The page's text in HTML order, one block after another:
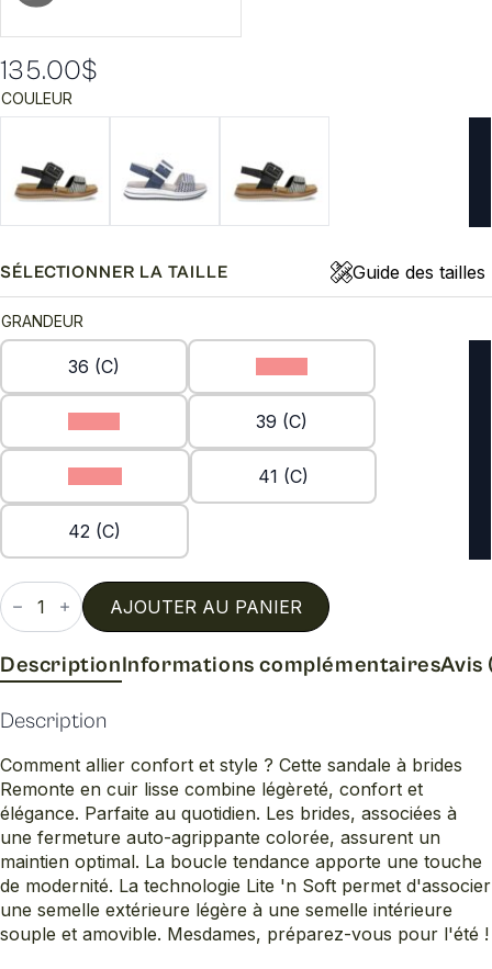
135.00$
COULEUR
SÉLECTIONNER LA TAILLE Guide des tailles
GRANDEUR
36 (C)
39 (C)
41 (C)
42 (C)
quantité
de
D1j53
AJOUTER AU PANIER
DescriptionInformations complémentairesAvis
Description
Comment allier confort et style ? Cette sandale à brides
Remonte en cuir lisse combine légèreté, confort et
élégance. Parfaite au quotidien. Les brides, associées à
une fermeture auto-agrippante colorée, assurent un
maintien optimal. La boucle tendance apporte une touche
de modernité. La technologie Lite 'n Soft permet d'associer
une semelle extérieure légère à une semelle intérieure
souple et amovible. Mesdames, préparez-vous pour l'été !